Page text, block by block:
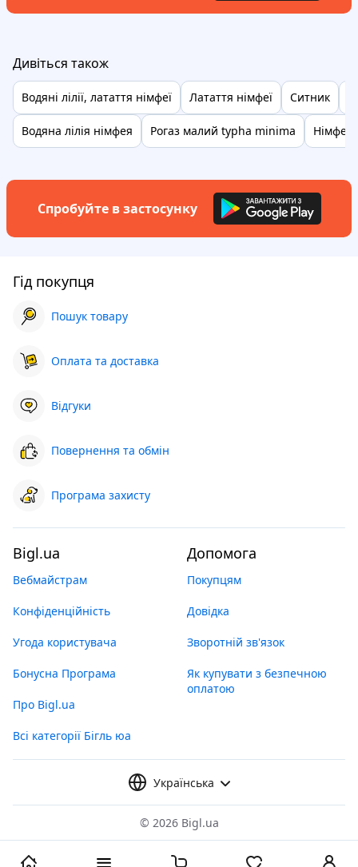
Дивіться також
Водяні лілії, латаття німфеї Латаття німфеї Ситник
Водяна лілія німфея Рогаз малий typha minima Німфея
Спробуйте в застосунку
Гід покупця
Пошук товару
Оплата та доставка
Відгуки
Повернення та обмін
Програма захисту
Bigl.ua
Вебмайстрам
Конфіденційність
Угода користувача
Бонусна Програма
Про Bigl.ua
Всі категорії Бігль юа
Допомога
Покупцям
Довідка
Зворотній зв'язок
Як купувати з безпечною
оплатою
Українська
© 2026 Bigl.ua